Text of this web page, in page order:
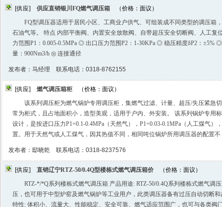
[供应] 供应直销银川FQ燃气调压箱 （价格：面议）
FQ型调压器适用于居民小区、工商业户供气、可组装成不同类型的调压箱
石油气等。 特点 内部平衡阀、内置安全放散阀、自带超压安全切断阀、人工
力范围P1：0.005-0.5MPa ◎ 出口压力范围P2：1-30KPa ◎ 稳压精度δP2：±5%
量：900Nm3/h ◎ 连接通径
发布者：马经理 联系电话：0318-8762155
[供应] 燃气调压箱柜（价格：面议）
该系列调压柜为燃气锅炉专用调压柜，集燃气过滤、计量、超压/失压紧急
常为柜式，且占地面积小，造型美观，适用于户内、外安装。 该系列锅炉专用
设计，是按进口压力P1=0.1-0.4MPa（天然气），P1=0.03-0.1MPa（人工煤气）
置。用于天然气或人工煤气，因其热值不同，相同吨位锅炉所用调压器的配置不
发布者：邸晓乾 联系电话：0318-8237576
[供应] 直销辽宁RTZ-50/0.4Q型楼栋式燃气调压箱价 （价格：面议）
RTZ-*/*Q系列楼栋式燃气调压箱 产品用途: RTZ-50/0.4Q系列楼栋式燃气调
压，也可用于中型炉窑及燃气锅炉等工业用户，此类调压器备有过压自动切断
特性: 体积小、流量大、性能稳定、安全可靠、燃气适应范围广，也可与各类阀